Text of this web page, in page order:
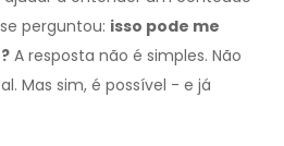
perguntou: isso pode me
A resposta não é simples. Não
Mas sim, é possível - e já